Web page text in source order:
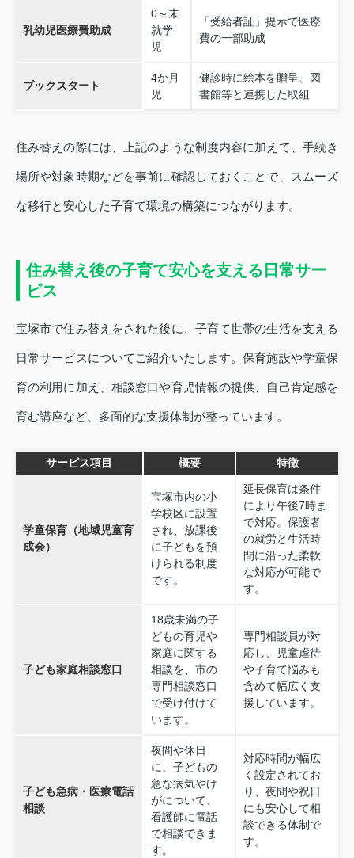
乳幼児医療費助成
0～未
就学
児
「受給者証」提示で医療
費の一部助成
ブックスタート
4か月
児
健診時に絵本を贈呈、図
書館等と連携した取組
住み替えの際には、上記のような制度内容に加えて、手続き
場所や対象時期などを事前に確認しておくことで、スムーズ
な移行と安心した子育て環境の構築につながります。
住み替え後の子育て安心を支える日常サー
ビス
宝塚市で住み替えをされた後に、子育て世帯の生活を支える
日常サービスについてご紹介いたします。保育施設や学童保
育の利用に加え、相談窓口や育児情報の提供、自己肯定感を
育む講座など、多面的な支援体制が整っています。
サービス項目 概要 特徴
学童保育（地域児童育
成会）
宝塚市内の小
学校区に設置
され、放課後
に子どもを預
けられる制度
です。
延長保育は条件
により午後7時ま
で対応。保護者
の就労と生活時
間に沿った柔軟
な対応が可能で
す。
子ども家庭相談窓口
18歳未満の子
どもの育児や
家庭に関する
相談を、市の
専門相談窓口
で受け付けて
います。
専門相談員が対
応し、児童虐待
や子育て悩みも
含めて幅広く支
援しています。
子ども急病・医療電話
相談
夜間や休日
に、子どもの
急な病気やけ
がについて、
看護師に電話
で相談できま
す。
対応時間が幅広
く設定されてお
り、夜間や祝日
にも安心して相
談できる体制で
す。